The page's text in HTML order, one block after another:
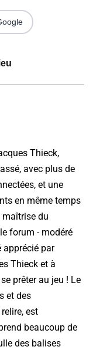
Thieck,
avec plus de
et une
en même temps
maîtrise du
forum - modéré
apprécié par
Thieck et à
prêter au jeu ! Le
et des
est
beaucoup de
des balises